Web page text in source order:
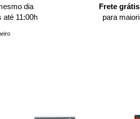
dia
até 11:00h
Frete grátis
para